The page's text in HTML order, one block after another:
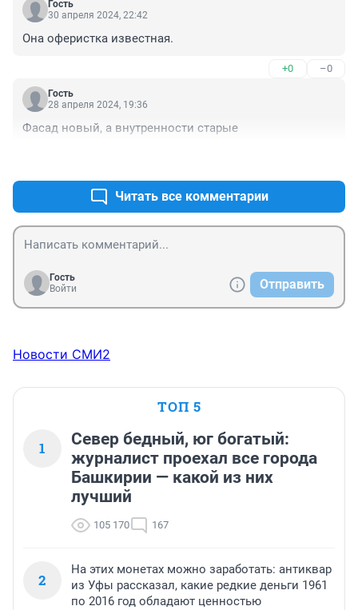
Гость
30 апреля 2024, 22:42
Она оферистка известная.
+0 –0
Гость
28 апреля 2024, 19:36
Фасад новый, а внутренности старые
Читать все комментарии
Гость
Войти
Отправить
Новости СМИ2
ТОП 5
1
Север бедный, юг богатый:
журналист проехал все города
Башкирии — какой из них
лучший
105 170 167
2
На этих монетах можно заработать: антиквар
из Уфы рассказал, какие редкие деньги 1961
по 2016 год обладают ценностью